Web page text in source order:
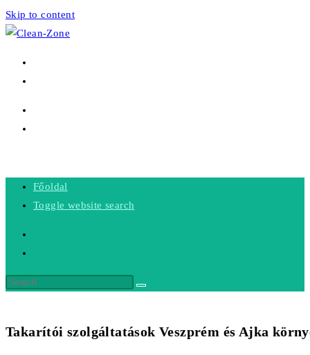
Skip to content
Főoldal
Toggle website search
Takarítói szolgáltatások Veszprém és Ajka